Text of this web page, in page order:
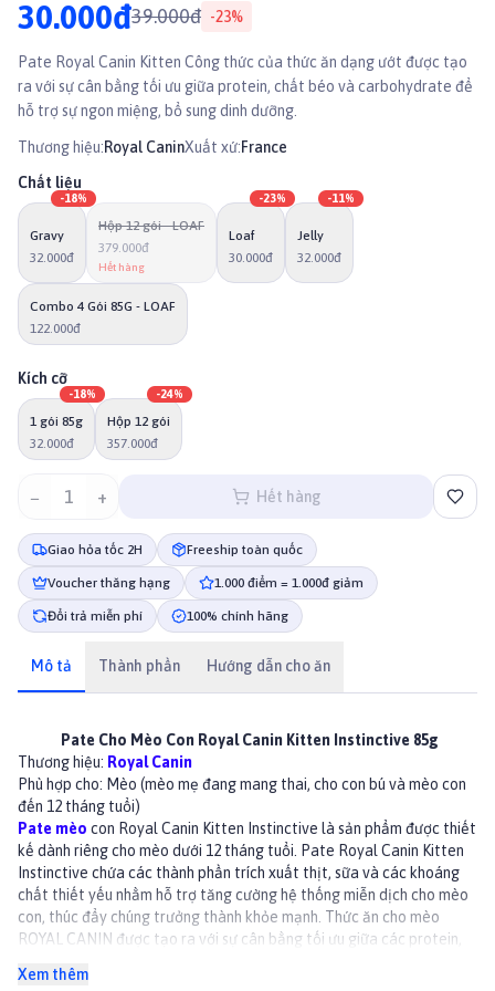
30.000đ39.000đ -23%
Pate Royal Canin Kitten Công thức của thức ăn dạng ướt được tạo
ra với sự cân bằng tối ưu giữa protein, chất béo và carbohydrate để
hỗ trợ sự ngon miệng, bổ sung dinh dưỡng.
Thương hiệu:Royal CaninXuất xứ:France
Chất liệu
Gravy
32.000đ
-18%
Hộp 12 gói - LOAF
379.000đ
Hết hàng
Loaf
30.000đ
-23%
Jelly
32.000đ
-11%
Combo 4 Gói 85G - LOAF
122.000đ
Kích cỡ
1 gói 85g
32.000đ
-18%
Hộp 12 gói
357.000đ
-24%
− 1 + Hết hàng
Giao hỏa tốc 2H Freeship toàn quốc
Voucher thăng hạng 1.000 điểm = 1.000đ giảm
Đổi trả miễn phí 100% chính hãng
Mô tả Thành phần Hướng dẫn cho ăn
Pate Cho Mèo Con Royal Canin Kitten Instinctive 85g
Thương hiệu: Royal Canin
Phù hợp cho: Mèo (mèo mẹ đang mang thai, cho con bú và mèo con
đến 12 tháng tuổi)
Pate mèo con Royal Canin Kitten Instinctive là sản phẩm được thiết
kế dành riêng cho mèo dưới 12 tháng tuổi. Pate Royal Canin Kitten
Instinctive chứa các thành phần trích xuất thịt, sữa và các khoáng
chất thiết yếu nhằm hỗ trợ tăng cường hệ thống miễn dịch cho mèo
con, thúc đẩy chúng trưởng thành khỏe mạnh. Thức ăn cho mèo
ROYAL CANIN được tạo ra với sự cân bằng tối ưu giữa các protein,
dưỡng hoàn hảo. Pate mèo này còn phù hợp với mèo mẹ đang mang
Xem thêm